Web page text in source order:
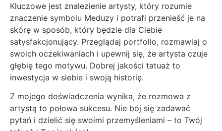
Kluczowe jest znalezienie artysty, który rozumie
znaczenie symbolu Meduzy i potrafi przenieść je na
skórę w sposób, który będzie dla Ciebie
satysfakcjonujący. Przeglądaj portfolio, rozmawiaj o
swoich oczekiwaniach i upewnij się, że artysta czuje
głębię tego motywu. Dobrej jakości tatuaż to
inwestycja w siebie i swoją historię.
Z mojego doświadczenia wynika, że rozmowa z
artystą to połowa sukcesu. Nie bój się zadawać
pytań i dzielić się swoimi przemyśleniami – to Twój